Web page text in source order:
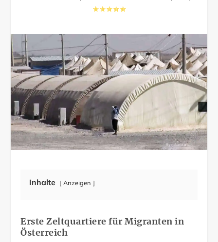
Inhalte Anzeigen
Erste Zeltquartiere für Migranten in
Österreich